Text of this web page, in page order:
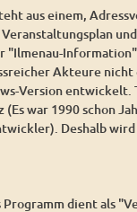
aus einem,
"Ilmenau-
Akteure nicht
Version entwickelt.
(Es war 1990 schon
Deshalb
Programm dient als